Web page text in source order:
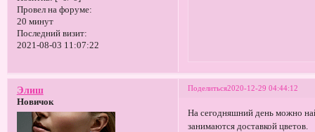
Провел на форуме:
20 минут
Последний визит:
2021-08-03 11:07:22
Поделиться2020-12-29 04:44:12
Элиш
Новичок
На сегодняшний день можно
занимаются доставкой цветов.